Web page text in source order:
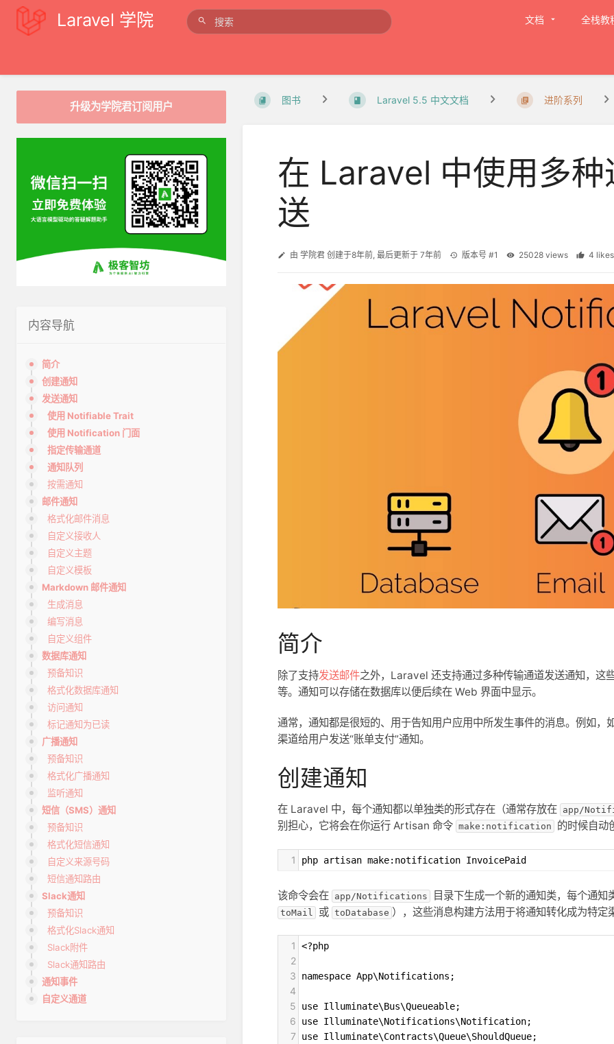
Laravel 学院 文档 全栈教
图书 Laravel 5.5 中文文档 进阶系列
在 Laravel 中使用多
送
由 学院君 创建于8年前, 最后更新于 7年前 版本号 #1 25028 views 4
简介
除了支持发送邮件之外，Laravel 还支持通过多种传输通道发送通知，这
等。通知可以存储在数据库以便后续在 Web 界面中显示。
通常，通知都是很短的、用于告知用户应用中所发生事件的消息。例如
渠道给用户发送“账单支付”通知。
创建通知
在 Laravel 中，每个通知都以单独类的形式存在（通常存放在 app/
别担心，它将会在你运行 Artisan 命令 make:notification 的时候自动
1 php artisan make:notification InvoicePaid
该命令会在 app/Notifications 目录下生成一个新的通知类，每个通知
toMail 或 toDatabase ），这些消息构建方法用于将通知转化成为特
1 <?php
2
3
namespace App\Notifications;
4
5
use Illuminate\Bus\Queueable;
6 use Illuminate\Notifications\Notification;
7 use Illuminate\Contracts\Queue\ShouldQueue;
升级为学院君订阅用户
内容导航
简介
创建通知
发送通知
使用 Notifiable Trait
使用 Notification 门面
指定传输通道
通知队列
按需通知
邮件通知
格式化邮件消息
自定义接收人
自定义主题
自定义模板
Markdown 邮件通知
生成消息
编写消息
自定义组件
数据库通知
预备知识
格式化数据库通知
访问通知
标记通知为已读
广播通知
预备知识
格式化广播通知
监听通知
短信（SMS）通知
预备知识
格式化短信通知
自定义来源号码
短信通知路由
Slack通知
预备知识
格式化Slack通知
Slack附件
Slack通知路由
通知事件
自定义通道